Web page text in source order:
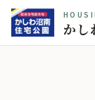
かし